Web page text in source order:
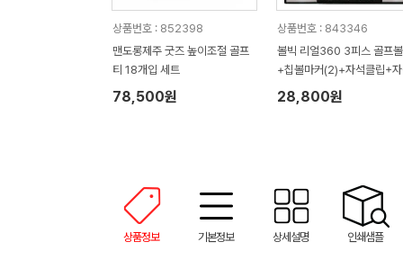
상품번호 : 852398
맨도롱제주 굿즈 높이조절 골프
티 18개입 세트
78,500원
상품번호 : 843346
볼빅 리얼360 3피스 골프
+칩볼마커(2)+자석클립+
티(2) 세트
28,800원
상품정보 기본정보 상세설명 인쇄샘플